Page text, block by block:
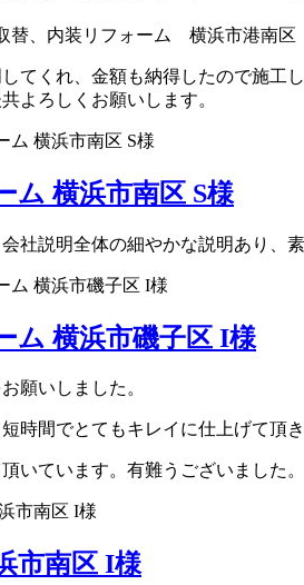
てくれ、金額も納得したので施工
よろしくお願いします。
ム 横浜市南区 S様
社説明全体の細やかな説明あり、
ム 横浜市磯子区 I様
願いしました。
時間でとてもキレイに仕上げて頂
いています。有難うございました。
市南区 I様